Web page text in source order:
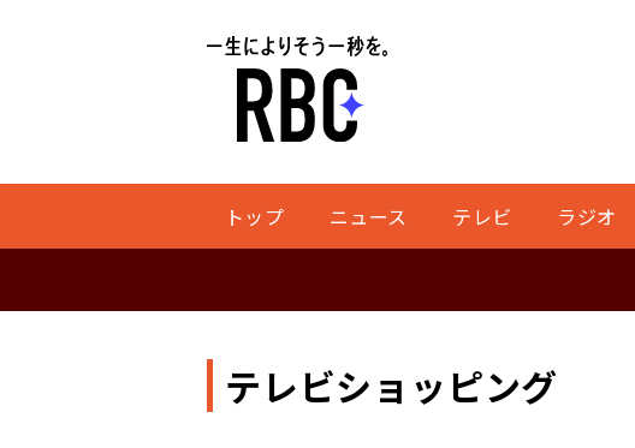
トップ ニュース テレビ ラジオ
テレビショッピング